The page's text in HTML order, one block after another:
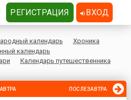
календарь
Хроника
календарь
Календарь путешественника
ПОСЛЕЗАВТРА
РЕГИСТРАЦИЯ ВХОД